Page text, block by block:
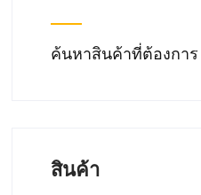
ค้นหาสินค้าที่ต้องการ
สินค้า